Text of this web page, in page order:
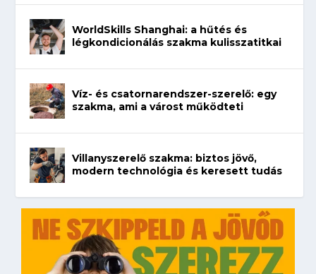
WorldSkills Shanghai: a hűtés és
légkondicionálás szakma kulisszatitkai
Víz- és csatornarendszer-szerelő: egy
szakma, ami a várost működteti
Villanyszerelő szakma: biztos jövő,
modern technológia és keresett tudás